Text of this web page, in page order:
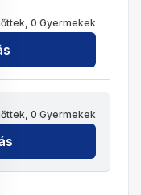
0 Gyermekek
0 Gyermekek